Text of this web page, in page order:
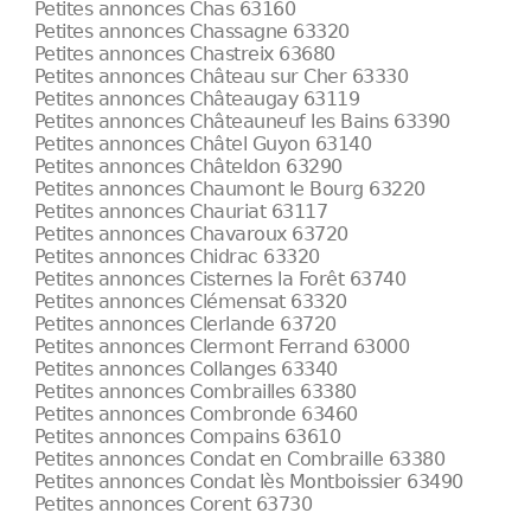
Petites annonces Chas 63160
Petites annonces Chassagne 63320
Petites annonces Chastreix 63680
Petites annonces Château sur Cher 63330
Petites annonces Châteaugay 63119
Petites annonces Châteauneuf les Bains 63390
Petites annonces Châtel Guyon 63140
Petites annonces Châteldon 63290
Petites annonces Chaumont le Bourg 63220
Petites annonces Chauriat 63117
Petites annonces Chavaroux 63720
Petites annonces Chidrac 63320
Petites annonces Cisternes la Forêt 63740
Petites annonces Clémensat 63320
Petites annonces Clerlande 63720
Petites annonces Clermont Ferrand 63000
Petites annonces Collanges 63340
Petites annonces Combrailles 63380
Petites annonces Combronde 63460
Petites annonces Compains 63610
Petites annonces Condat en Combraille 63380
Petites annonces Condat lès Montboissier 63490
Petites annonces Corent 63730